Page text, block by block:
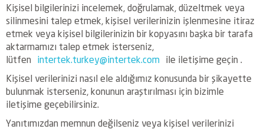
Kişisel bilgilerinizi incelemek, doğrulamak, düzeltmek veya
silinmesini talep etmek, kişisel verilerinizin işlenmesine itiraz
etmek veya kişisel bilgilerinizin bir kopyasını başka bir tarafa
aktarmamızı talep etmek isterseniz,
lütfen intertek.turkey@intertek.com ile iletişime geçin .
Kişisel verilerinizi nasıl ele aldığımız konusunda bir şikayette
bulunmak isterseniz, konunun araştırılması için bizimle
iletişime geçebilirsiniz.
Yanıtımızdan memnun değilseniz veya kişisel verilerinizi